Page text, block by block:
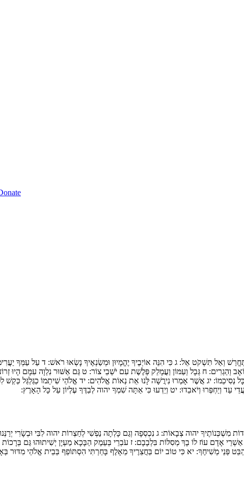
וְאַל תִּשְׁקֹט אֵל: ג כִּי הִנֵּה אוֹיְבֶיךָ יֶהֱמָיוּן וּמְשַׂנְאֶיךָ נָשְׂאוּ רֹאשׁ: ד עַל עַמְּךָ
וְהַגְרִים: ח גְּבָל וְעַמּוֹן וַעֲמָלֵק פְּלֶשֶׁת עִם יֹשְׁבֵי צוֹר: ט גַּם אַשּׁוּר נִלְוָה עִמָּם הָיוּ
נְסִיכֵמוֹ: יג אֲשֶׁר אָמְרוּ נִירֲשָׁה לָּנוּ אֵת נְאוֹת אֱלֹהִים: יד אֱ‍לֹהַי שִׁיתֵמוֹ כַגַּלְגַּל כְּקַשׁ
עַד וְיַחְפְּרוּ וְיֹאבֵדוּ: יט וְיֵדְעוּ כִּי אַתָּה שִׁמְךָ יהוה לְבַדֶּךָ עֶלְיוֹן עַל כָּל הָאָרֶץ:
מִשְׁכְּנוֹתֶיךָ יהוה צְבָאוֹת: ג נִכְסְפָה וְגַם כָּלְתָה נַפְשִׁי לְחַצְרוֹת יהוה לִבִּי וּבְשָׂרִי
אַשְׁרֵי אָדָם עוֹז לוֹ בָךְ מְסִלּוֹת בִּלְבָבָם: ז עֹבְרֵי בְּעֵמֶק הַבָּכָא מַעְיָן יְשִׁיתוּהוּ גַּם
פְּנֵי מְשִׁיחֶךָ: יא כִּי טוֹב יוֹם בַּחֲצֵרֶיךָ מֵאָלֶף בָּחַרְתִּי הִסְתּוֹפֵף בְּבֵית אֱלֹהַי מִדּוּר